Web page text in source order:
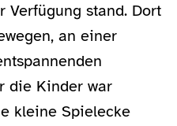
Verfügung stand. Dort
an einer
die Kinder war
kleine Spielecke